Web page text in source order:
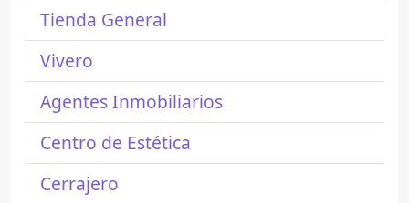
Tienda General
Vivero
Agentes Inmobiliarios
Centro de Estética
Cerrajero